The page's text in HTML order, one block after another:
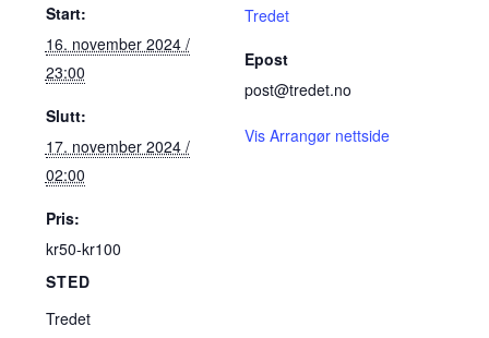
Start:
16. november 2024 /
23:00
Slutt:
17. november 2024 /
02:00
Pris:
kr50-kr100
STED
Tredet
Tredet
Epost
post@tredet.no
Vis Arrangør nettside